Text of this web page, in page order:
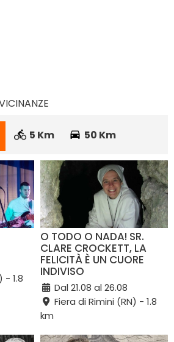
5 Km 50 Km
- 1.8
O TODO O NADA! SR.
CLARE CROCKETT, LA
FELICITÀ È UN CUORE
INDIVISO
Dal 21.08 al 26.08
Fiera di Rimini (RN) - 1.8
km